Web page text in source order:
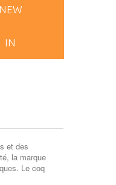
NEW
IN
et des
la marque
Le coq